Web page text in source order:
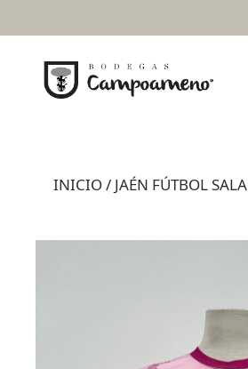
INICIO/ JAÉN FÚTBOL SALA